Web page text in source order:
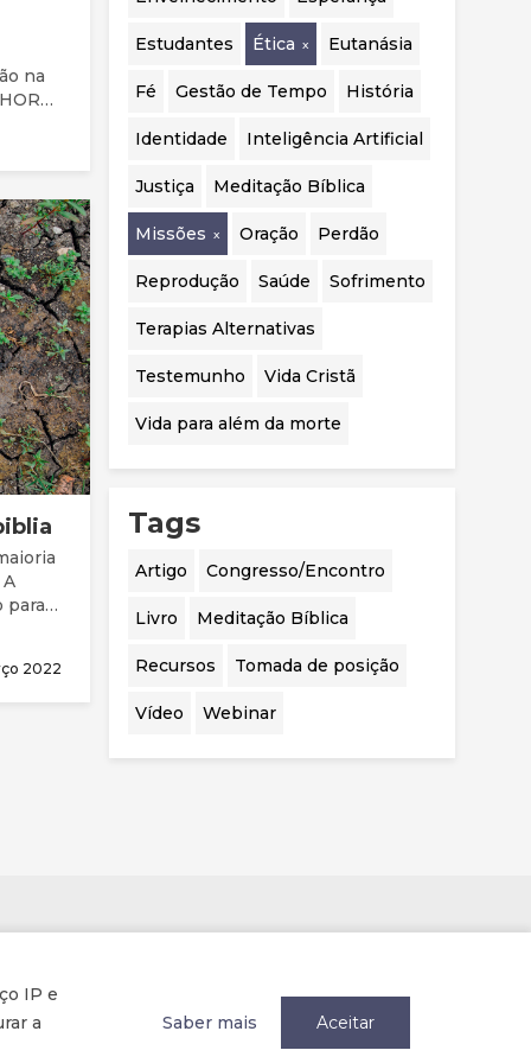
IP e
a
Saber mais Aceitar
na
e
o
2022
Estudantes Ética Eutanásia
Fé Gestão de Tempo História
Identidade Inteligência Artificial
Justiça Meditação Bíblica
Missões Oração Perdão
Reprodução Saúde Sofrimento
Terapias Alternativas
Testemunho Vida Cristã
Vida para além da morte
Tags
Artigo Congresso/Encontro
Livro Meditação Bíblica
Recursos Tomada de posição
Vídeo Webinar